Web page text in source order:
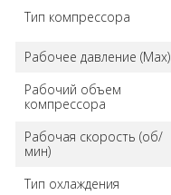
Тип компрессора
Рабочее давление (Max)
Рабочий объем
компрессора
Рабочая скорость (об/
мин)
Тип охлаждения